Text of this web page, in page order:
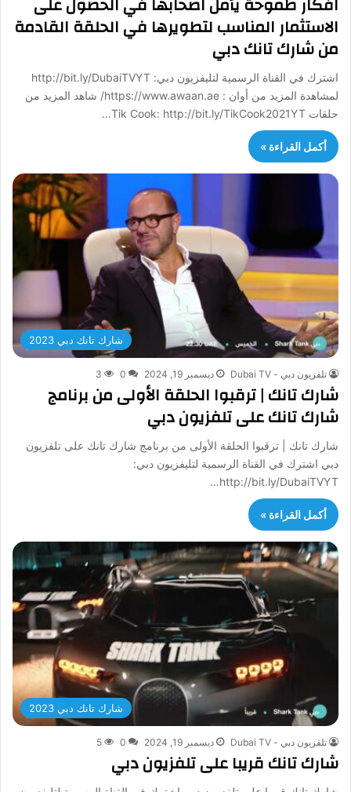
الاستثمار المناسب لتطويرها في الحلقة القادمة
من شارك تانك دبي
اشترك في القناة الرسمية لتليفزيون دبي: http://bit.ly/DubaiTVYT
لمشاهدة المزيد من أوان : https://www.awaan.ae/ شاهد المزيد من
حلقات Tik Cook: http://bit.ly/TikCook2021YT…
أكمل القراءة »
شارك تانك دبي 2023
تلفزيون دبي - Dubai TV ديسمبر 19, 2024 0
3
شارك تانك | ترقبوا الحلقة الأولى من برنامج
شارك تانك على تلفزيون دبي
شارك تانك | ترقبوا الحلقة الأولى من برنامج شارك تانك على تلفزيون
دبي اشترك في القناة الرسمية لتليفزيون دبي:
http://bit.ly/DubaiTVYT…
أكمل القراءة »
شارك تانك دبي 2023
تلفزيون دبي - Dubai TV ديسمبر 19, 2024 0
5
شارك تانك قريبا على تلفزيون دبي